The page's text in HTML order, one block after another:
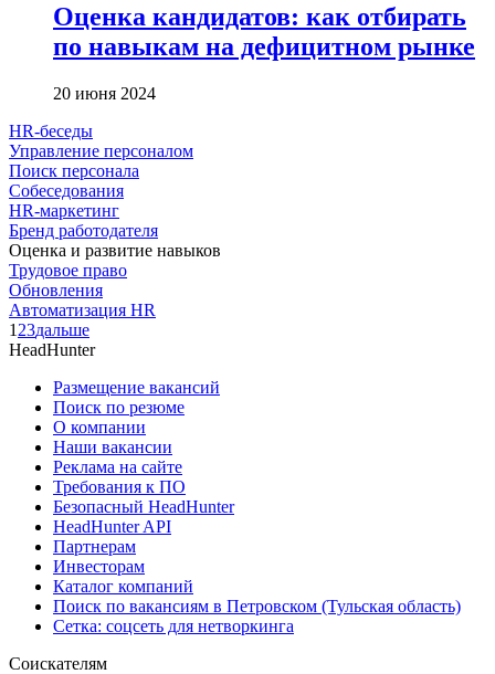
Оценка кандидатов: как отбирать
по навыкам на дефицитном рынке
20 июня 2024
HR-беседы
Управление персоналом
Поиск персонала
Собеседования
HR-маркетинг
Бренд работодателя
Оценка и развитие навыков
Трудовое право
Обновления
Автоматизация HR
1 23дальше
HeadHunter
Размещение вакансий
Поиск по резюме
О компании
Наши вакансии
Реклама на сайте
Требования к ПО
Безопасный HeadHunter
HeadHunter API
Партнерам
Инвесторам
Каталог компаний
Поиск по вакансиям в Петровском (Тульская область)
Сетка: соцсеть для нетворкинга
Соискателям